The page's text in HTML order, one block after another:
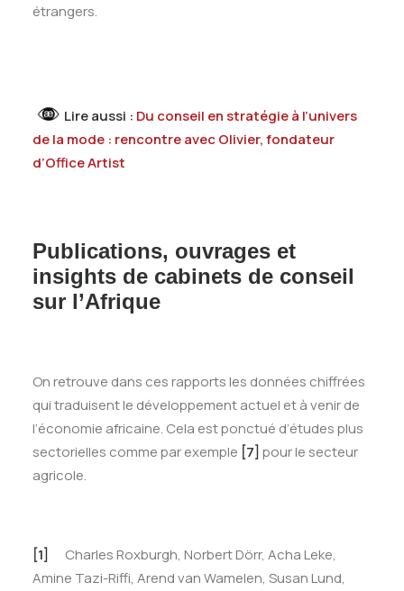
étrangers.
Lire aussi : Du conseil en stratégie à l’univers
de la mode : rencontre avec Olivier, fondateur
d’Office Artist
Publications, ouvrages et
insights de cabinets de conseil
sur l’Afrique
On retrouve dans ces rapports les données chiffrées
qui traduisent le développement actuel et à venir de
l’économie africaine. Cela est ponctué d’études plus
sectorielles comme par exemple [7] pour le secteur
agricole.
[1]
Charles Roxburgh, Norbert Dörr, Acha Leke,
Amine Tazi-Riffi, Arend van Wamelen, Susan Lund,